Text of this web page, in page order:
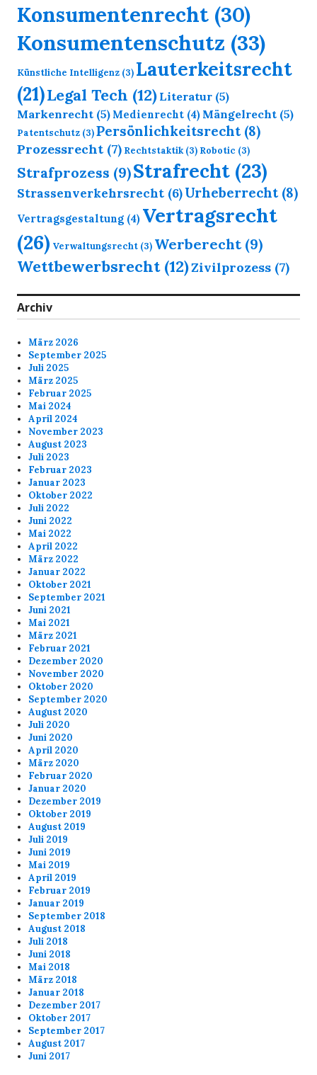
Konsumentenrecht (30)
Konsumentenschutz (33)
Künstliche Intelligenz (3) Lauterkeitsrecht
(21)Legal Tech (12) Literatur (5)
Markenrecht (5) Medienrecht (4) Mängelrecht (5)
Patentschutz (3)Persönlichkeitsrecht(8)
Prozessrecht (7) Rechtstaktik(3) Robotic (3)
Strafprozess (9)Strafrecht (23)
Strassenverkehrsrecht (6)Urheberrecht(8)
Vertragsgestaltung (4) Vertragsrecht
(26) Verwaltungsrecht (3) Werberecht(9)
Wettbewerbsrecht(12)Zivilprozess (7)
Archiv
März 2026
September 2025
Juli 2025
März 2025
Februar 2025
Mai 2024
April 2024
November 2023
August 2023
Juli 2023
Februar 2023
Januar 2023
Oktober 2022
Juli 2022
Juni 2022
Mai 2022
April 2022
März 2022
Januar 2022
Oktober 2021
September 2021
Juni 2021
Mai 2021
März 2021
Februar 2021
Dezember 2020
November 2020
Oktober 2020
September 2020
August 2020
Juli 2020
Juni 2020
April 2020
März 2020
Februar 2020
Januar 2020
Dezember 2019
Oktober 2019
August 2019
Juli 2019
Juni 2019
Mai 2019
April 2019
Februar 2019
Januar 2019
September 2018
August 2018
Juli 2018
Juni 2018
Mai 2018
März 2018
Januar 2018
Dezember 2017
Oktober 2017
September 2017
August 2017
Juni 2017